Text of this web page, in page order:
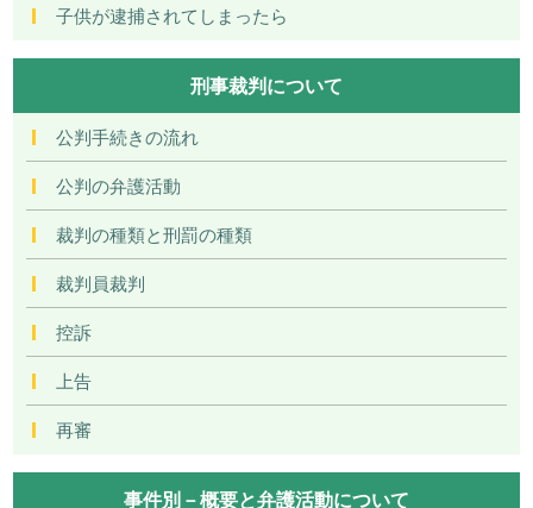
子供が逮捕されてしまったら
刑事裁判について
公判手続きの流れ
公判の弁護活動
裁判の種類と刑罰の種類
裁判員裁判
控訴
上告
再審
事件別－概要と弁護活動について